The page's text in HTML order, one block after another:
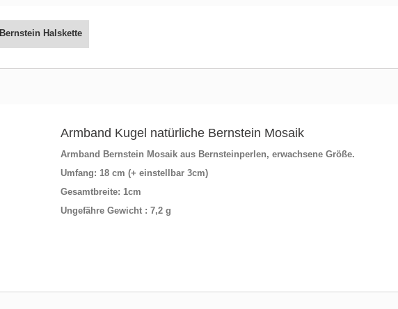
Bernstein Halskette
Armband Kugel natürliche Bernstein Mosaik
Armband Bernstein Mosaik aus Bernsteinperlen, erwachsene Größe.
Umfang: 18 cm (+ einstellbar 3cm)
Gesamtbreite: 1cm
Ungefähre Gewicht : 7,2 g